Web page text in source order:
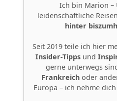
Ich bin Marion –
leidenschaftliche
hinter
Seit 2019 teile ich hier
Insider-Tippsund
gerne unterwegs
Frankreich oder
Europa – ich nehme